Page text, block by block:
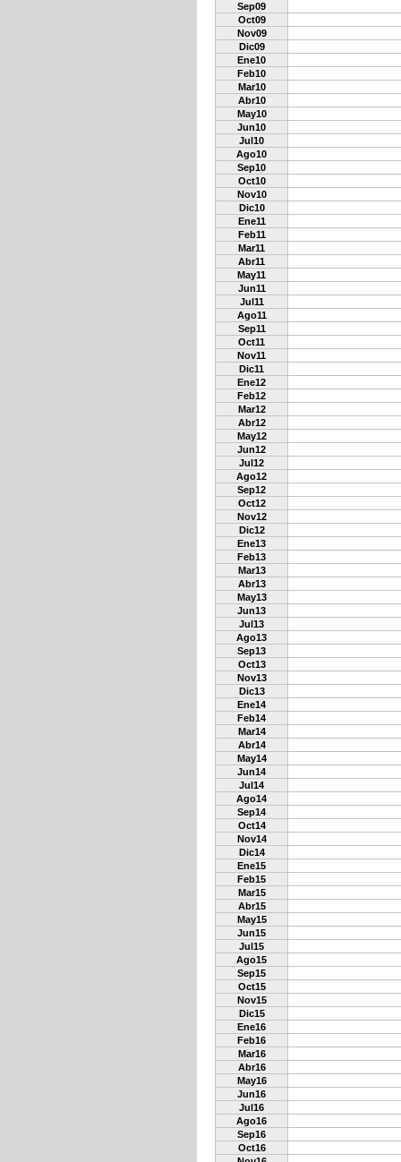
Sep09
Oct09
Nov09
Dic09
Ene10
Feb10
Mar10
Abr10
May10
Jun10
Jul10
Ago10
Sep10
Oct10
Nov10
Dic10
Ene11
Feb11
Mar11
Abr11
May11
Jun11
Jul11
Ago11
Sep11
Oct11
Nov11
Dic11
Ene12
Feb12
Mar12
Abr12
May12
Jun12
Jul12
Ago12
Sep12
Oct12
Nov12
Dic12
Ene13
Feb13
Mar13
Abr13
May13
Jun13
Jul13
Ago13
Sep13
Oct13
Nov13
Dic13
Ene14
Feb14
Mar14
Abr14
May14
Jun14
Jul14
Ago14
Sep14
Oct14
Nov14
Dic14
Ene15
Feb15
Mar15
Abr15
May15
Jun15
Jul15
Ago15
Sep15
Oct15
Nov15
Dic15
Ene16
Feb16
Mar16
Abr16
May16
Jun16
Jul16
Ago16
Sep16
Oct16